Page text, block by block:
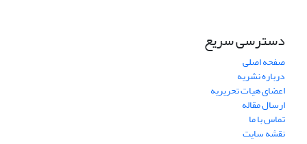
دسترسی سریع
صفحه اصلی
درباره نشریه
اعضای هیات تحریریه
ارسال مقاله
تماس با ما
نقشه سایت